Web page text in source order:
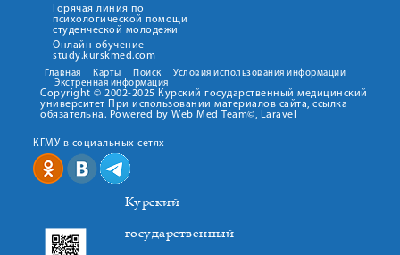
Горячая линия по
психологической помощи
студенческой молодежи
Онлайн обучение
study.kurskmed.com
Главная Карты Поиск
Условия использования информации
Экстренная информация
Copyright © 2002-2025 Курский государственный медицинский
университет При использовании материалов сайта, ссылка
обязательна. Powered by Web Med Team©, Laravel
КГМУ в социальных сетях
Курский
государственный